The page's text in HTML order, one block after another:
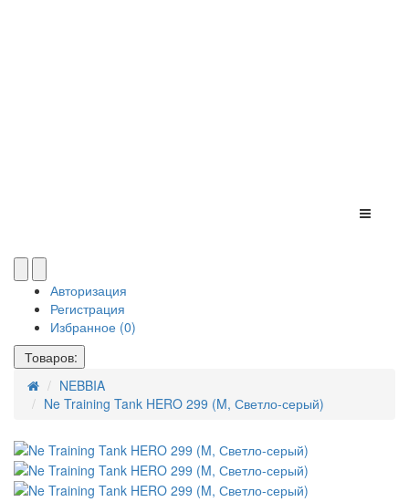
Авторизация
Регистрация
Избранное (0)
Товаров:
NEBBIA
Ne Training Tank HERO 299 (M, Светло-серый)